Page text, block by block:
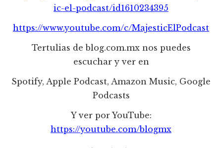
ic-el-podcast/id1610234395
https://www.youtube.com/c/MajesticElPodcast
Tertulias de blog.com.mx nos puedes
escuchar y ver en
Spotify, Apple Podcast, Amazon Music, Google
Podcasts
Y ver por YouTube:
https://youtube.com/blogmx